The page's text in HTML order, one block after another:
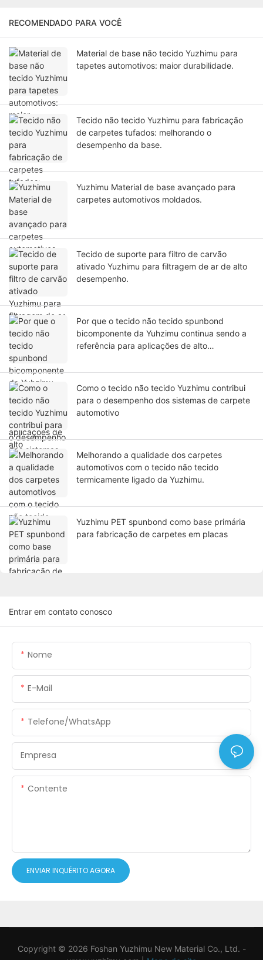
RECOMENDADO PARA VOCÊ
Material de base não tecido Yuzhimu para
tapetes automotivos: maior durabilidade.
Tecido não tecido Yuzhimu para fabricação
de carpetes tufados: melhorando o
desempenho da base.
Yuzhimu Material de base avançado para
carpetes automotivos moldados.
Tecido de suporte para filtro de carvão
ativado Yuzhimu para filtragem de ar de alto
desempenho.
Por que o tecido não tecido spunbond
bicomponente da Yuhzimu continua sendo a
referência para aplicações de alto
Como o tecido não tecido Yuzhimu contribui
para o desempenho dos sistemas de carpete
automotivo
Melhorando a qualidade dos carpetes
automotivos com o tecido não tecido
termicamente ligado da Yuzhimu.
Yuzhimu PET spunbond como base primária
para fabricação de carpetes em placas
Entrar em contato conosco
Nome
E-Mail
Telefone/WhatsApp
Empresa
Contente
ENVIAR INQUÉRITO AGORA
Copyright © 2026 Foshan Yuzhimu New Material Co., Ltd. -